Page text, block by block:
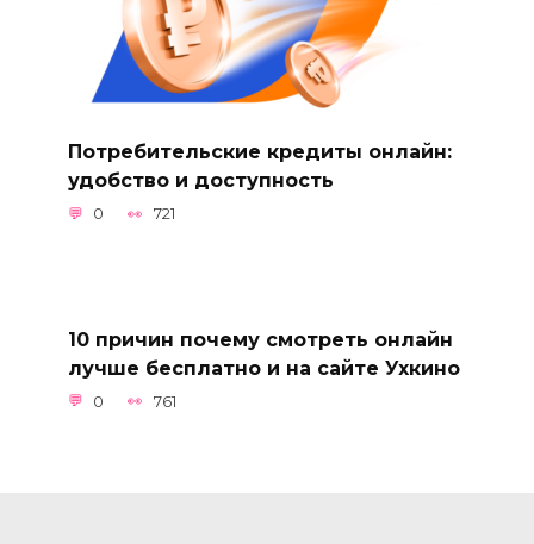
Потребительские кредиты онлайн:
удобство и доступность
0 721
10 причин почему смотреть онлайн
лучше бесплатно и на сайте Ухкино
0 761